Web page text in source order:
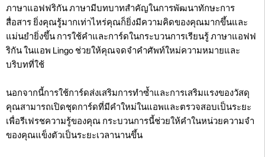
ภาษาแอฟฟริกัน ภาษามีบทบาทสำคัญในการพัฒนาทักษะการ
สื่อสาร ยิ่งคุณรู้มากเท่าไหร่คุณก็ยิ่งมีความคิดของคุณมากขึ้นและ
แม่นยำยิ่งขึ้น การใช้คำและการ์ดในกระบวนการเรียนรู้ ภาษาแอฟฟ
ริกัน ในแอพ Lingo ช่วยให้คุณจดจำคำศัพท์ใหม่ความหมายและ
บริบทที่ใช้
นอกจากนี้การใช้การ์ดส่งเสริมการทำซ้ำและการเสริมแรงของวัสดุ
คุณสามารถเปิดชุดการ์ดที่มีคำใหม่ในแอพและตรวจสอบเป็นระยะ
เพื่อรีเฟรชความรู้ของคุณ กระบวนการนี้ช่วยให้คำในหน่วยความจำ
ของคุณแข็งตัวเป็นระยะเวลานานขึ้น